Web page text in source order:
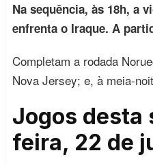
Na sequência, às 18h, a
enfrenta o Iraque. A
Completam a rodada
Nova Jersey; e, à meia-
Jogos desta
feira, 22 de